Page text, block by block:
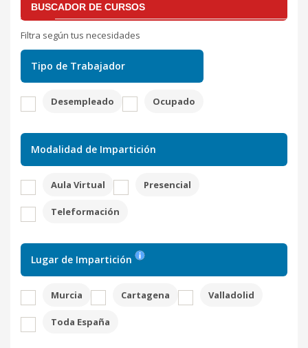
BUSCADOR DE CURSOS
Filtra según tus necesidades
Tipo de Trabajador
Desempleado Ocupado
Modalidad de Impartición
Aula Virtual Presencial
Teleformación
Lugar de Impartición
Murcia Cartagena Valladolid
Toda España